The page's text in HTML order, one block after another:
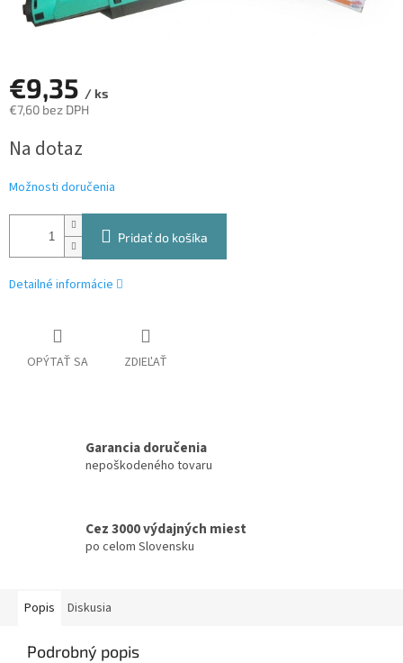
€9,35 / ks
€7,60 bez DPH
cena:
Na dotaz
Možnosti doručenia
Pridať do košíka
Detailné informácie
OPÝTAŤ SA ZDIEĽAŤ
Garancia doručenia
nepoškodeného tovaru
Cez 3000 výdajných miest
po celom Slovensku
Popis Diskusia
Podrobný popis